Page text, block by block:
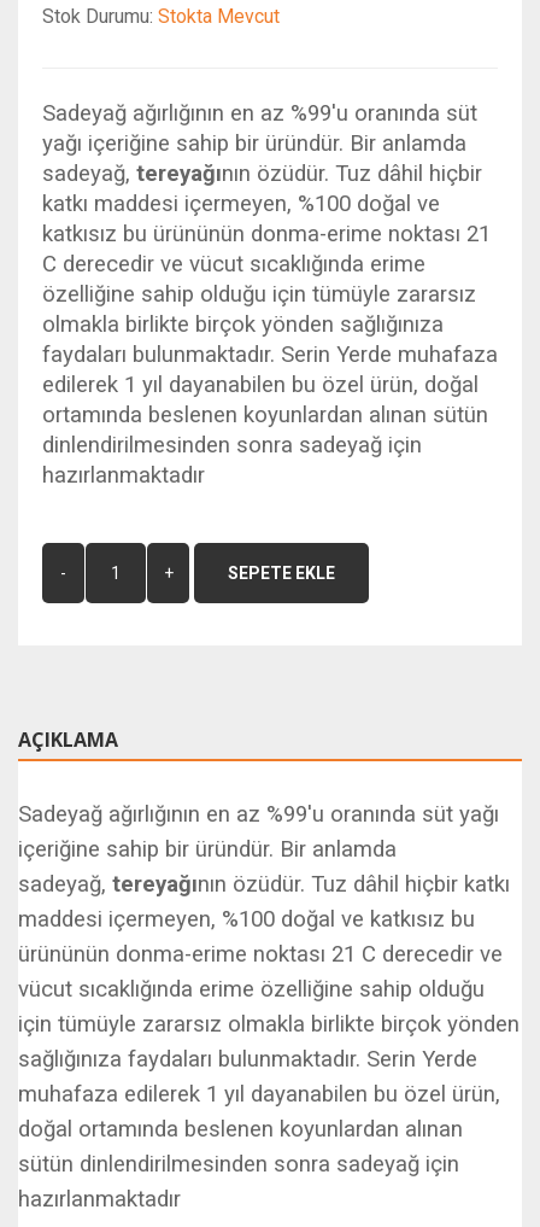
Stok Durumu: Stokta Mevcut
Sadeyağ ağırlığının en az %99'u oranında süt
yağı içeriğine sahip bir üründür. Bir anlamda
sadeyağ, tereyağının özüdür. Tuz dâhil hiçbir
katkı maddesi içermeyen, %100 doğal ve
katkısız bu ürününün donma-erime noktası 21
C derecedir ve vücut sıcaklığında erime
özelliğine sahip olduğu için tümüyle zararsız
olmakla birlikte birçok yönden sağlığınıza
faydaları bulunmaktadır. Serin Yerde muhafaza
edilerek 1 yıl dayanabilen bu özel ürün, doğal
ortamında beslenen koyunlardan alınan sütün
dinlendirilmesinden sonra sadeyağ için
hazırlanmaktadır
SEPETE EKLE
AÇIKLAMA
Sadeyağ ağırlığının en az %99'u oranında süt yağı
içeriğine sahip bir üründür. Bir anlamda
sadeyağ, tereyağının özüdür. Tuz dâhil hiçbir katkı
maddesi içermeyen, %100 doğal ve katkısız bu
ürününün donma-erime noktası 21 C derecedir ve
vücut sıcaklığında erime özelliğine sahip olduğu
için tümüyle zararsız olmakla birlikte birçok yönden
sağlığınıza faydaları bulunmaktadır. Serin Yerde
muhafaza edilerek 1 yıl dayanabilen bu özel ürün,
doğal ortamında beslenen koyunlardan alınan
sütün dinlendirilmesinden sonra sadeyağ için
hazırlanmaktadır